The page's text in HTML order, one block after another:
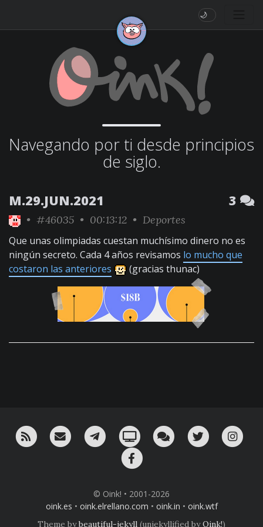
🌙
Navegando por ti desde principios
de siglo.
M.29.JUN.2021 3
• #46035 • 00:13:12 • Deportes
Que unas olimpiadas cuestan muchísimo dinero no es
ningún secreto. Cada 4 años revisamos lo mucho que
costaron las anteriores
(gracias thunac)
RSS ¡Mándame un email!¡Nuestro canal en Telegram!
Oink! TV Charla con nosotros
Twitter
© Oink! • 2001-2026
oink.es • oink.elrellano.com • oink.in • oink.wtf
Theme bybeautiful-jekyll (unjekyllified byOink!)